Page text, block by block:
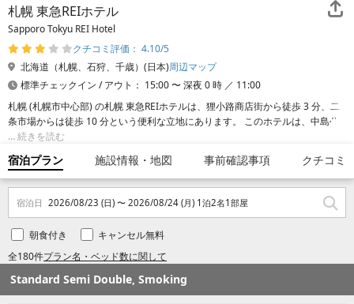
札幌 東急REIホテル
Sapporo Tokyu REI Hotel
クチコミ評価： 4.10/5
北海道（札幌、石狩、千歳）(日本)周辺マップ
標準チェックイン / アウト： 15:00 〜 深夜 0 時 ／ 11:00
札幌 (札幌市中心部) の札幌 東急REIホテルは、狸小路商店街から徒歩 3 分、二
条市場からは徒歩 10 分という便利な立地にあります。 このホテルは、中島公
園まで 0.9 km、札幌市時計台まで 1.3 km の場所に位置しています。
続きを読む
宿泊プラン 施設情報・地図 事前確認事項 クチコミ
宿泊日 2026/08/23 (日) 〜 2026/08/24 (月) 1泊2名1部屋
全180件プラン名・ベッド数に関して
朝食付き キャンセル無料
Standard Semi Double, Smoking